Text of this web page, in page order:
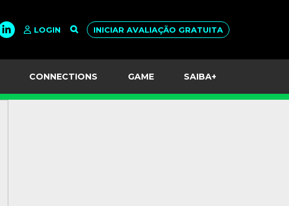
LOGIN INICIAR AVALIAÇÃO GRATUITA
CONNECTIONS GAME SAIBA+